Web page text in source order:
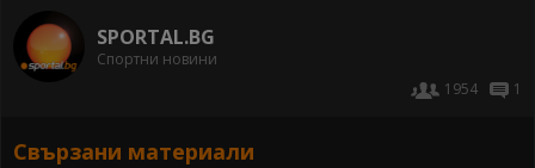
SPORTAL.BG
Спортни новини
1954
1
Свързани материали